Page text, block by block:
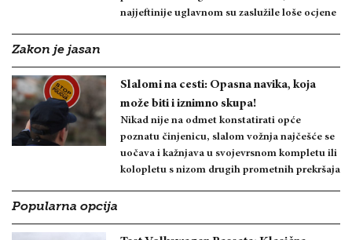
najjeftinije uglavnom su zaslužile loše ocjene
Zakon je jasan
Slalomi na cesti: Opasna navika, koja
može biti i iznimno skupa!
Nikad nije na odmet konstatirati opće
poznatu činjenicu, slalom vožnja najčešće se
uočava i kažnjava u svojevrsnom kompletu ili
kolopletu s nizom drugih prometnih prekršaja
Popularna opcija